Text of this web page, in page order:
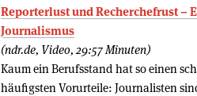
Reporterlust und Recherchefrust –
Journalismus
(ndr.de, Video, 29:57 Minuten)
Kaum ein Berufsstand hat so einen
häufigsten Vorurteile: Journalisten